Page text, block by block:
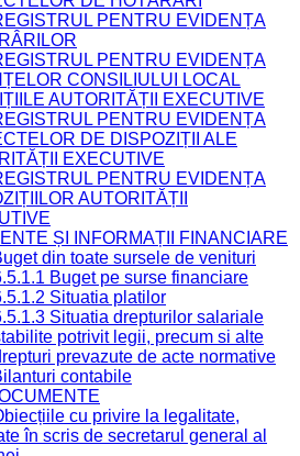
PENTRU EVIDENȚA
PENTRU EVIDENȚA
CONSILIULUI LOCAL
AUTORITĂȚII EXECUTIVE
PENTRU EVIDENȚA
DE DISPOZIȚII ALE
EXECUTIVE
PENTRU EVIDENȚA
AUTORITĂȚII
ȘI INFORMAȚII FINANCIARE
din toate sursele de venituri
Buget pe surse financiare
Situatia platilor
Situatia drepturilor salariale
potrivit legii, precum si alte
prevazute de acte normative
contabile
cu privire la legalitate,
în scris de secretarul general al